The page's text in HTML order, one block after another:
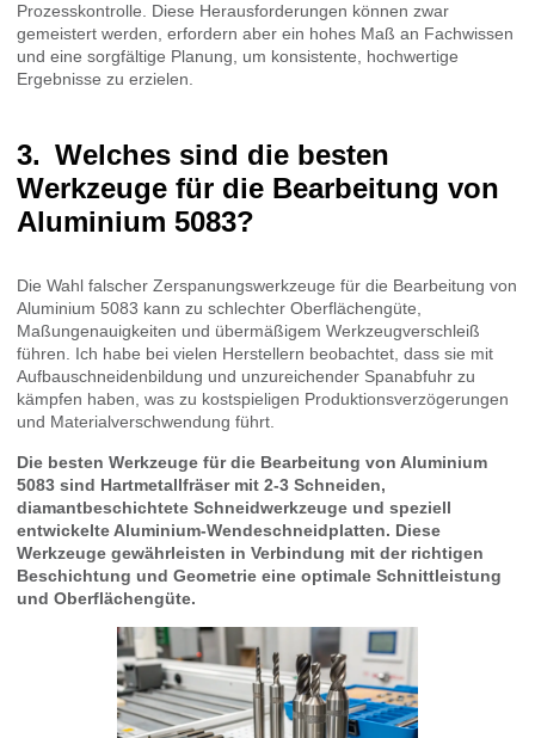
Prozesskontrolle. Diese Herausforderungen können zwar
gemeistert werden, erfordern aber ein hohes Maß an Fachwissen
und eine sorgfältige Planung, um konsistente, hochwertige
Ergebnisse zu erzielen.
Welches sind die besten
Werkzeuge für die Bearbeitung von
Aluminium 5083?
Die Wahl falscher Zerspanungswerkzeuge für die Bearbeitung von
Aluminium 5083 kann zu schlechter Oberflächengüte,
Maßungenauigkeiten und übermäßigem Werkzeugverschleiß
führen. Ich habe bei vielen Herstellern beobachtet, dass sie mit
Aufbauschneidenbildung und unzureichender Spanabfuhr zu
kämpfen haben, was zu kostspieligen Produktionsverzögerungen
und Materialverschwendung führt.
Die besten Werkzeuge für die Bearbeitung von Aluminium
5083 sind Hartmetallfräser mit 2-3 Schneiden,
diamantbeschichtete Schneidwerkzeuge und speziell
entwickelte Aluminium-Wendeschneidplatten. Diese
Werkzeuge gewährleisten in Verbindung mit der richtigen
Beschichtung und Geometrie eine optimale Schnittleistung
und Oberflächengüte.